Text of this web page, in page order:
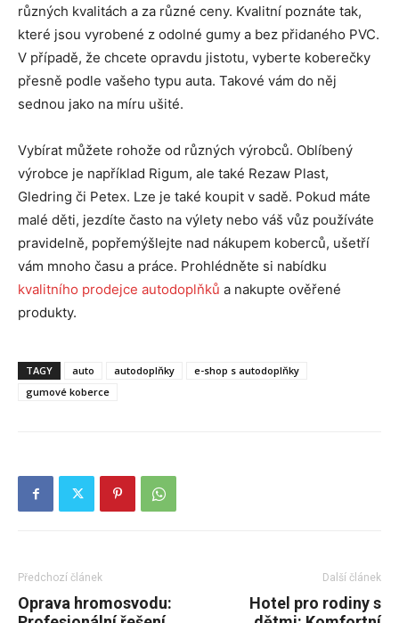
různých kvalitách a za různé ceny. Kvalitní poznáte tak,
které jsou vyrobené z odolné gumy a bez přidaného PVC.
V případě, že chcete opravdu jistotu, vyberte koberečky
přesně podle vašeho typu auta. Takové vám do něj
sednou jako na míru ušité.
Vybírat můžete rohože od různých výrobců. Oblíbený
výrobce je například Rigum, ale také Rezaw Plast,
Gledring či Petex. Lze je také koupit v sadě. Pokud máte
malé děti, jezdíte často na výlety nebo váš vůz používáte
pravidelně, popřemýšlejte nad nákupem koberců, ušetří
vám mnoho času a práce. Prohlédněte si nabídku
kvalitního prodejce autodoplňků a nakupte ověřené
produkty.
TAGY auto autodoplňky
e-shop s autodoplňky
gumové koberce
Předchozí článek
Oprava hromosvodu:
Další článek
Hotel pro rodiny s